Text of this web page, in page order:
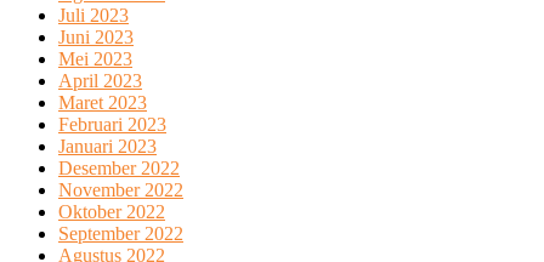
Juli 2023
Juni 2023
Mei 2023
April 2023
Maret 2023
Februari 2023
Januari 2023
Desember 2022
November 2022
Oktober 2022
September 2022
Agustus 2022